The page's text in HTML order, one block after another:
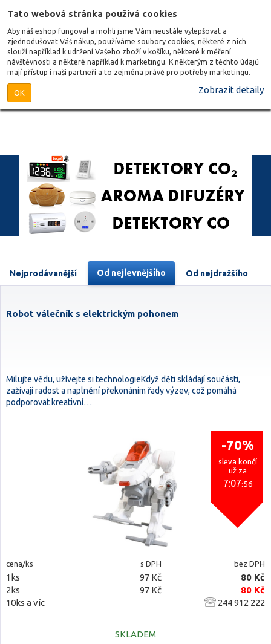
Tato webová stránka používá cookies
Aby náš eshop fungoval a mohli jsme Vám neustále vylepšovat a
zjednodušovat Váš nákup, používáme soubory cookies, některé z nich
slouží například k udržení Vašeho zboží v košíku, některé k měření
návštěvnosti a některé například k marketingu. K některým z těchto údajů
mají přístup i naši partneři a to zejména právě pro potřeby marketingu.
OK Zobrazit detaily
Nejprodávanější Od nejlevnějšího Od nejdražšího
Robot válečník s elektrickým pohonem
Milujte vědu, užívejte si technologieKdyž děti skládají součásti,
zažívají radost a naplnění překonáním řady výzev, což pomáhá
podporovat kreativní…
-70%
sleva končí
už za
7:07:54
cena/ks s DPH bez DPH
1ks 97 Kč
80 Kč
2ks
97 Kč
80 Kč
10ks a víc
244 912 222
SKLADEM